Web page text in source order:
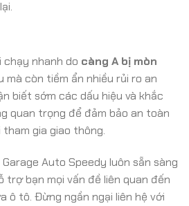
chạy nhanh do càng A bị mòn
mà còn tiềm ẩn nhiều rủi ro an
biết sớm các dấu hiệu và khắc
quan trọng để đảm bảo an toàn
gia giao thông.
Auto Speedy luôn sẵn sàng
trợ bạn mọi vấn đề liên quan đến
ô tô. Đừng ngần ngại liên hệ với